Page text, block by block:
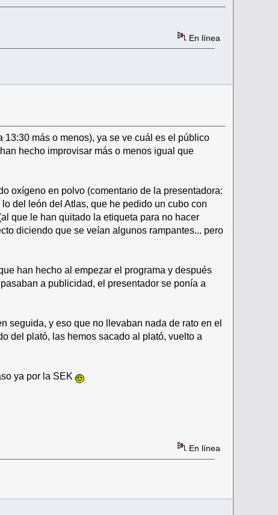
En línea
más o menos), ya se ve cuál es el público
hecho improvisar más o menos igual que
oxígeno en polvo (comentario de la presentadora:
del león del Atlas, que he pedido un cubo con
que le han quitado la etiqueta para no hacer
diciendo que se veían algunos rampantes... pero
han hecho al empezar el programa y después
a publicidad, el presentador se ponía a
seguida, y eso que no llevaban nada de rato en el
del plató, las hemos sacado al plató, vuelto a
ya por la SEK
En línea